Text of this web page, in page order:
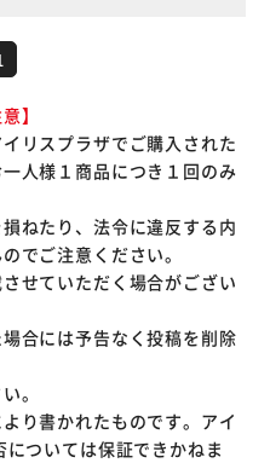
】
リスプラザでご購入された
人様１商品につき１回のみ
ねたり、法令に違反する内
でご注意ください。
せていただく場合がござい
合には予告なく投稿を削除
。
り書かれたものです。アイ
ついては保証できかねま